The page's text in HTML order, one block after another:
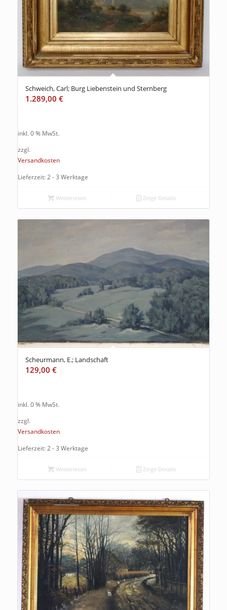
Schweich, Carl; Burg Liebenstein und Sternberg
1.289,00 €
inkl. 0 % MwSt.
zzgl.
Versandkosten
Lieferzeit: 2 - 3 Werktage
Weiterlesen Zeige Details
Scheurmann, E.; Landschaft
129,00 €
inkl. 0 % MwSt.
zzgl.
Versandkosten
Lieferzeit: 2 - 3 Werktage
Weiterlesen Zeige Details